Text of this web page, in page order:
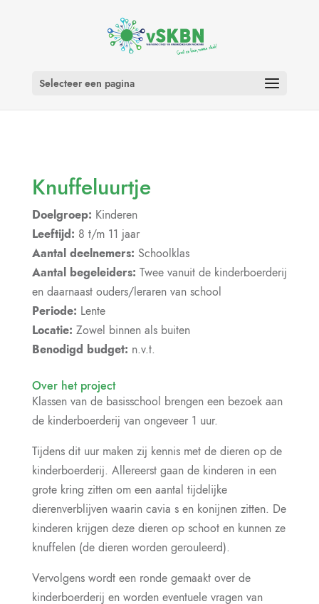
Selecteer een pagina
Knuffeluurtje
Doelgroep: Kinderen
Leeftijd: 8 t/m 11 jaar
Aantal deelnemers: Schoolklas
Aantal begeleiders: Twee vanuit de kinderboerderij
en daarnaast ouders/leraren van school
Periode: Lente
Locatie: Zowel binnen als buiten
Benodigd budget: n.v.t.
Over het project
Klassen van de basisschool brengen een bezoek aan
de kinderboerderij van ongeveer 1 uur.
Tijdens dit uur maken zij kennis met de dieren op de
kinderboerderij. Allereerst gaan de kinderen in een
grote kring zitten om een aantal tijdelijke
dierenverblijven waarin cavia s en konijnen zitten. De
kinderen krijgen deze dieren op schoot en kunnen ze
knuffelen (de dieren worden gerouleerd).
Vervolgens wordt een ronde gemaakt over de
kinderboerderij en worden eventuele vragen van